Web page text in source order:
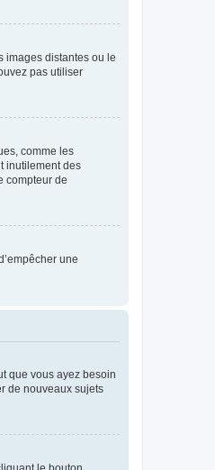
images distantes ou le
pas utiliser
comme les
inutilement des
compteur de
une
que vous ayez besoin
de nouveaux sujets